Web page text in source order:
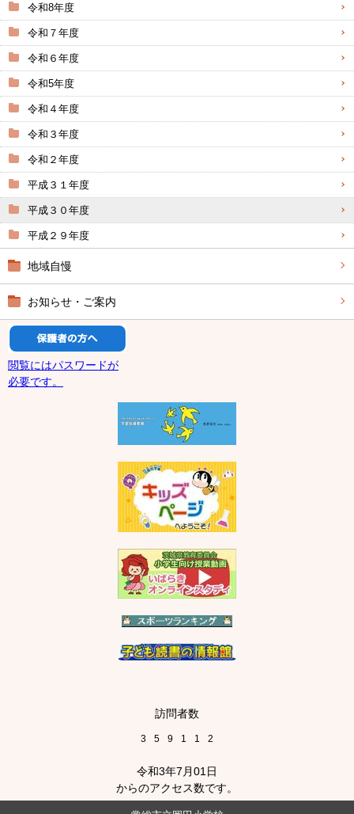
令和8年度
令和７年度
令和６年度
令和5年度
令和４年度
令和３年度
令和２年度
平成３１年度
平成３０年度
平成２９年度
地域自慢
お知らせ・ご案内
閲覧にはパスワードが
必要です。
訪問者数
3 5 9 1 1 2
令和3年7月01日
からのアクセス数です。